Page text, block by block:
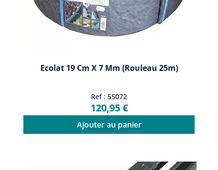
Ecolat 19 Cm X 7 Mm (rouleau 25m)
Ref : 55072
120,95 €
Ajouter au panier